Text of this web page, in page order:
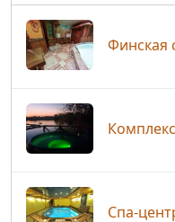
Финская
Спа-